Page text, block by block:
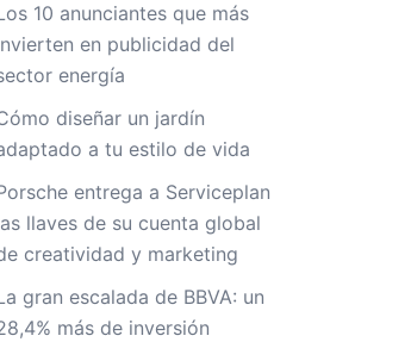
10 anunciantes que más
en publicidad del
energía
diseñar un jardín
a tu estilo de vida
entrega a Serviceplan
llaves de su cuenta global
creatividad y marketing
gran escalada de BBVA: un
más de inversión